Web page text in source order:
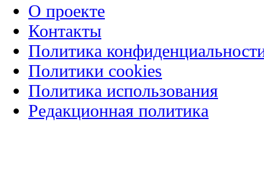
О проекте
Контакты
Политика
Политики cookies
Политика использования
Редакционная политика